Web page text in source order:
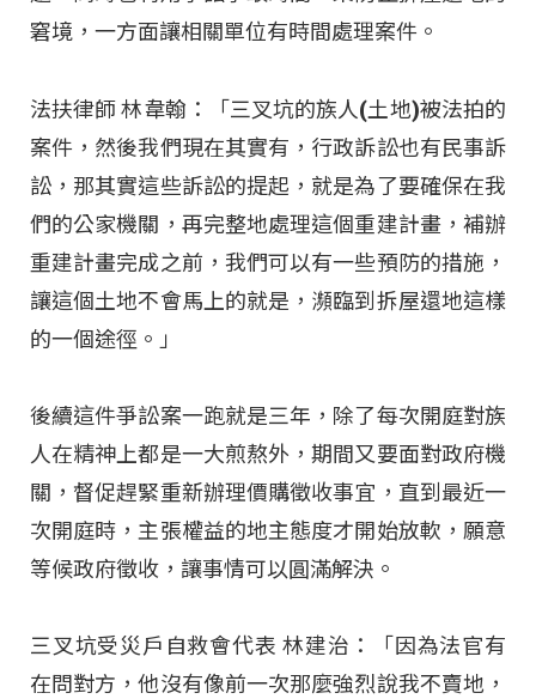
窘境，一方面讓相關單位有時間處理案件。
法扶律師 林韋翰：「三叉坑的族人(土地)被法拍的
案件，然後我們現在其實有，行政訴訟也有民事訴
訟，那其實這些訴訟的提起，就是為了要確保在我
們的公家機關，再完整地處理這個重建計畫，補辦
重建計畫完成之前，我們可以有一些預防的措施，
讓這個土地不會馬上的就是，瀕臨到拆屋還地這樣
的一個途徑。」
後續這件爭訟案一跑就是三年，除了每次開庭對族
人在精神上都是一大煎熬外，期間又要面對政府機
關，督促趕緊重新辦理價購徵收事宜，直到最近一
次開庭時，主張權益的地主態度才開始放軟，願意
等候政府徵收，讓事情可以圓滿解決。
三叉坑受災戶自救會代表 林建治：「因為法官有
在問對方，他沒有像前一次那麼強烈說我不賣地，